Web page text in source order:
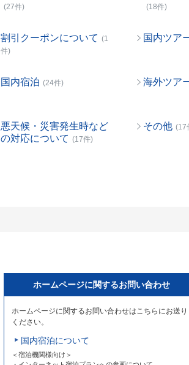
(27件) (18件)
割引クーポンについて (1
件)
国内ツア
国内宿泊 (24件) 海外ツア
悪天候・災害発生時など
の対応について (17件)
その他 (17
ホームページに関するお問い合わせ
ホームページに関するお問い合わせはこちらにお送り
ください。
国内宿泊について
＜宿泊機関様向け＞